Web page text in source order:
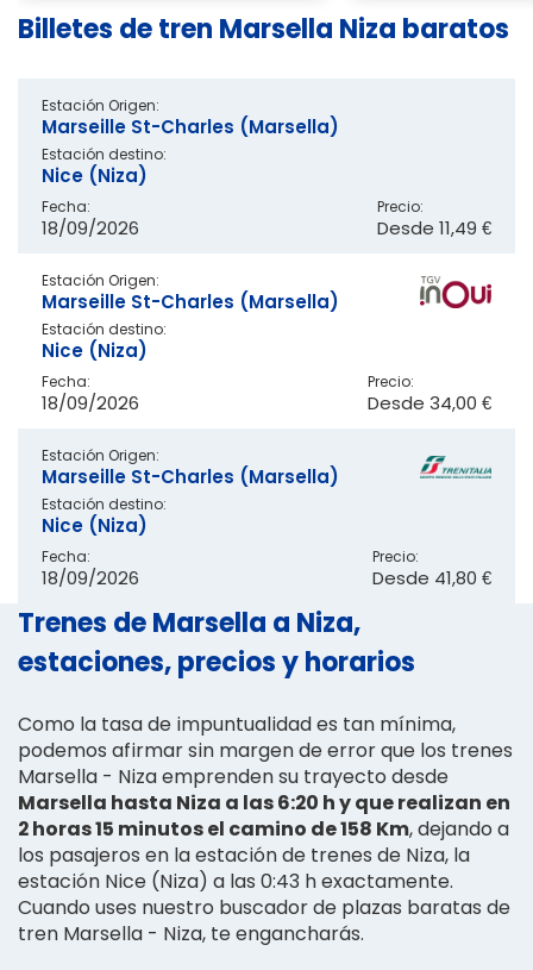
Billetes de tren Marsella Niza baratos
Estación Origen:
Marseille St-Charles (Marsella)
Estación destino:
Nice (Niza)
Fecha:
18/09/2026
Precio:
Desde 11,49 €
Estación Origen:
Marseille St-Charles (Marsella)
Estación destino:
Nice (Niza)
Fecha:
18/09/2026
Precio:
Desde 34,00 €
Estación Origen:
Marseille St-Charles (Marsella)
Estación destino:
Nice (Niza)
Fecha:
18/09/2026
Precio:
Desde 41,80 €
Trenes de Marsella a Niza,
estaciones, precios y horarios
Como la tasa de impuntualidad es tan mínima,
podemos afirmar sin margen de error que los trenes
Marsella - Niza emprenden su trayecto desde
Marsella hasta Niza a las 6:20 h y que realizan en
2 horas 15 minutos el camino de 158 Km, dejando a
los pasajeros en la estación de trenes de Niza, la
estación Nice (Niza) a las 0:43 h exactamente.
Cuando uses nuestro buscador de plazas baratas de
tren Marsella - Niza, te engancharás.